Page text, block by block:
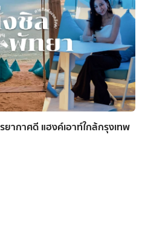
ากาศดี แฮงค์เอาท์ใกล้กรุงเทพ